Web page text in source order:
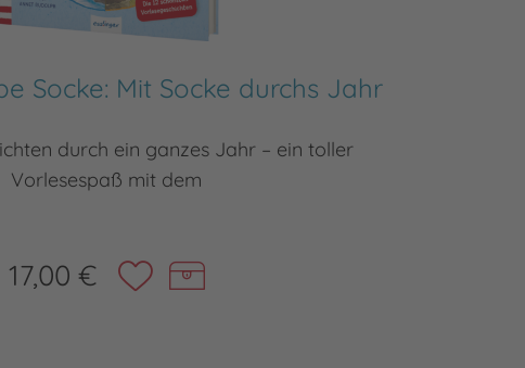
Socke: Mit Socke durchs Jahr
durch ein ganzes Jahr – ein toller
Vorlesespaß mit dem
17,00 €